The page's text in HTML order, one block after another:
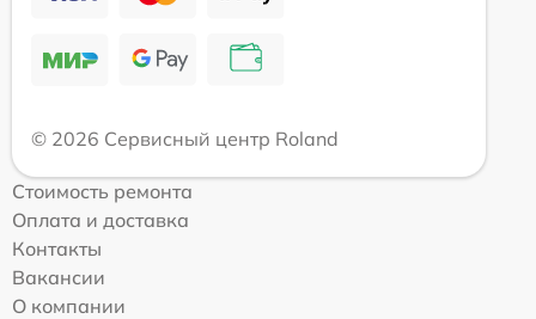
© 2026 Сервисный центр Roland
Стоимость ремонта
Оплата и доставка
Контакты
Вакансии
О компании